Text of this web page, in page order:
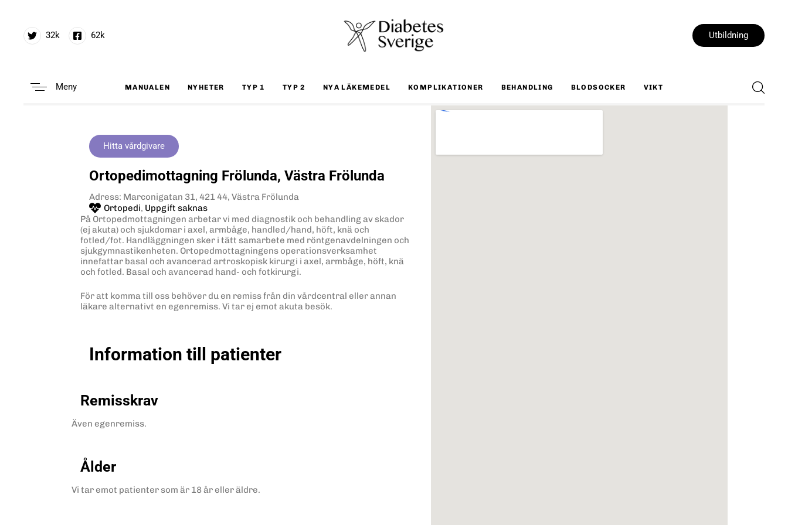
32k 62k Utbildning
Meny MANUALEN NYHETER TYP 1 TYP 2 NYA LÄKEMEDEL KOMPLIKATIONER BEHANDLING BLODSOCKER VIKT
Hitta vårdgivare
Ortopedimottagning Frölunda, Västra Frölunda
Adress: Marconigatan 31, 421 44, Västra Frölunda
Ortopedi, Uppgift saknas
På Ortopedmottagningen arbetar vi med diagnostik och behandling av skador
(ej akuta) och sjukdomar i axel, armbåge, handled/hand, höft, knä och
fotled/fot. Handläggningen sker i tätt samarbete med röntgenavdelningen och
sjukgymnastikenheten. Ortopedmottagningens operationsverksamhet
innefattar basal och avancerad artroskopisk kirurgi i axel, armbåge, höft, knä
och fotled. Basal och avancerad hand- och fotkirurgi.
För att komma till oss behöver du en remiss från din vårdcentral eller annan
läkare alternativt en egenremiss. Vi tar ej emot akuta besök.
Information till patienter
Remisskrav
Även egenremiss.
Ålder
Vi tar emot patienter som är 18 år eller äldre.